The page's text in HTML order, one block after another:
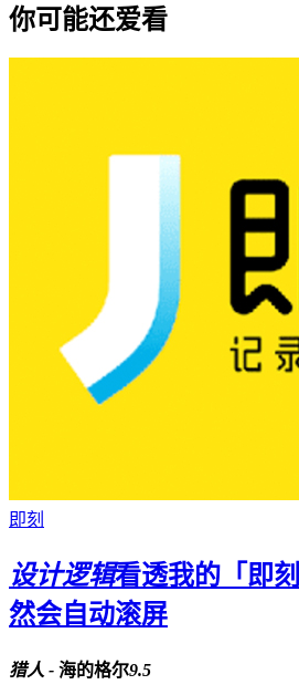
你可能还爱看
即刻
设计逻辑看透我的「即
然会自动滚屏
猎人 - 海的格尔9.5